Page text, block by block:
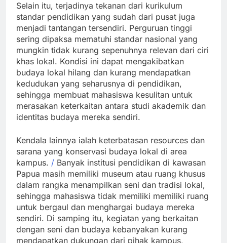
Selain itu, terjadinya tekanan dari kurikulum
standar pendidikan yang sudah dari pusat juga
menjadi tantangan tersendiri. Perguruan tinggi
sering dipaksa mematuhi standar nasional yang
mungkin tidak kurang sepenuhnya relevan dari ciri
khas lokal. Kondisi ini dapat mengakibatkan
budaya lokal hilang dan kurang mendapatkan
kedudukan yang seharusnya di pendidikan,
sehingga membuat mahasiswa kesulitan untuk
merasakan keterkaitan antara studi akademik dan
identitas budaya mereka sendiri.
Kendala lainnya ialah keterbatasan resources dan
sarana yang konservasi budaya lokal di area
kampus. / Banyak institusi pendidikan di kawasan
Papua masih memiliki museum atau ruang khusus
dalam rangka menampilkan seni dan tradisi lokal,
sehingga mahasiswa tidak memiliki memiliki ruang
untuk bergaul dan menghargai budaya mereka
sendiri. Di samping itu, kegiatan yang berkaitan
dengan seni dan budaya kebanyakan kurang
mendapatkan dukungan dari pihak kampus,